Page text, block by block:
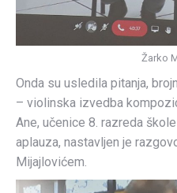
Žarko
Onda su usledila pitanja,
– violinska izvedba
Ane, učenice 8. razreda
aplauza, nastavljen je
Mijajlovićem.